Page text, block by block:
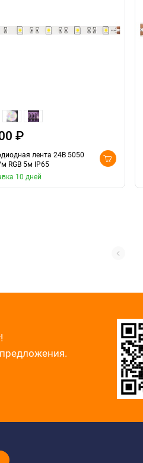
₽
лента 24В 5050
RGB 5м IP65
10 дней